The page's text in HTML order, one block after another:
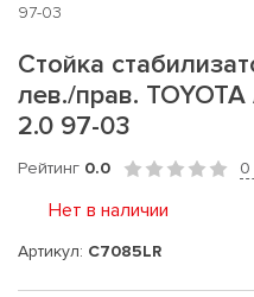
97-03
Стойка
лев./прав. TOYOTA
2.0 97-03
Рейтинг 0.0 0
Нет в наличии
Артикул: C7085LR